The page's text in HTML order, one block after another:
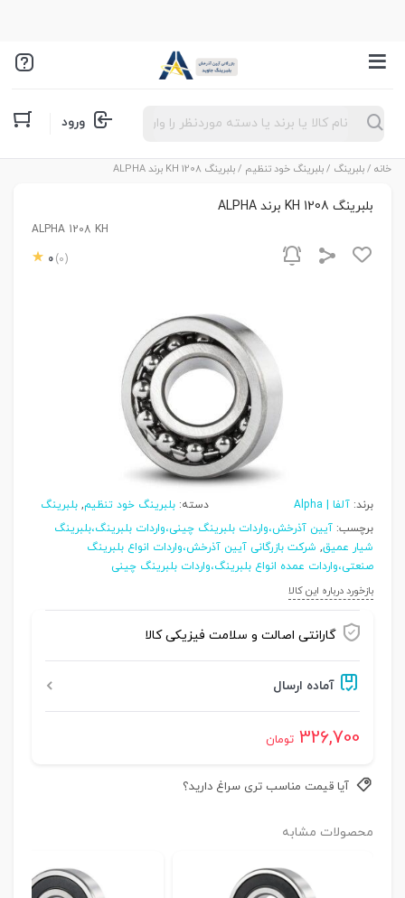
Products
search ورود
خانه /بلبرینگ /بلبرینگ خود تنظیم / بلبرینگ 1208 KH برند ALPHA
بلبرینگ 1208 KH برند ALPHA
ALPHA 1208 KH
0 (0)
برند: آلفا | Alpha دسته: بلبرینگ خود تنظیم, بلبرینگ
برچسب: آیین آذرخش،واردات بلبرینگ چینی،واردات بلبرینگ،بلبرینگ
شیار عمیق, شرکت بازرگانی آیین آذرخش،واردات انواع بلبرینگ
صنعتی،واردات عمده انواع بلبرینگ،واردات بلبرینگ چینی
بازخورد درباره این کالا
گارانتی اصالت و سلامت فیزیکی کالا
آماده ارسال
326,700 تومان
آیا قیمت مناسب تری سراغ دارید؟
محصولات مشابه